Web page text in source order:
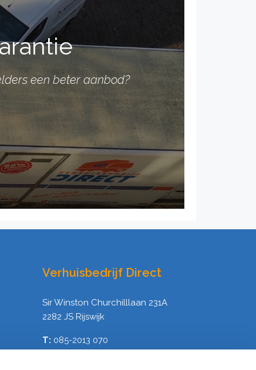
een beter aanbod?
Verhuisbedrijf Direct
Sir Winston Churchilllaan 231A
2282 JS Rijswijk
T: 085-2013 070